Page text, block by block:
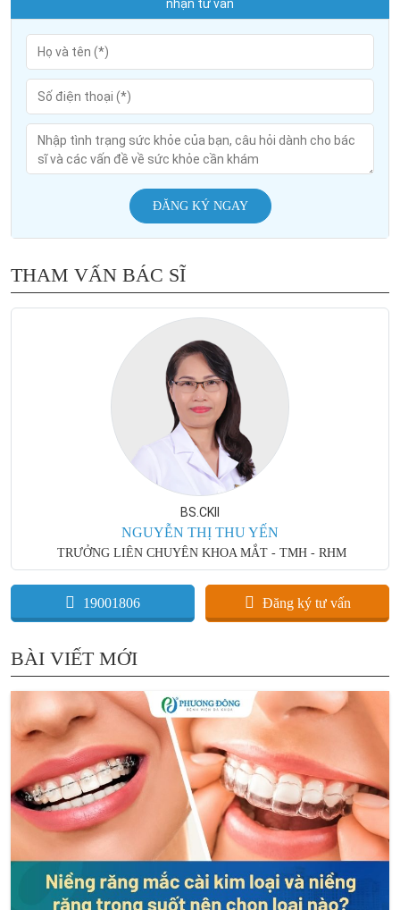
nhận tư vấn
ĐĂNG KÝ NGAY
THAM VẤN BÁC SĨ
BS.CKII
NGUYỄN THỊ THU YẾN
TRƯỞNG LIÊN CHUYÊN KHOA MẮT - TMH - RHM
19001806 Đăng ký tư vấn
BÀI VIẾT MỚI